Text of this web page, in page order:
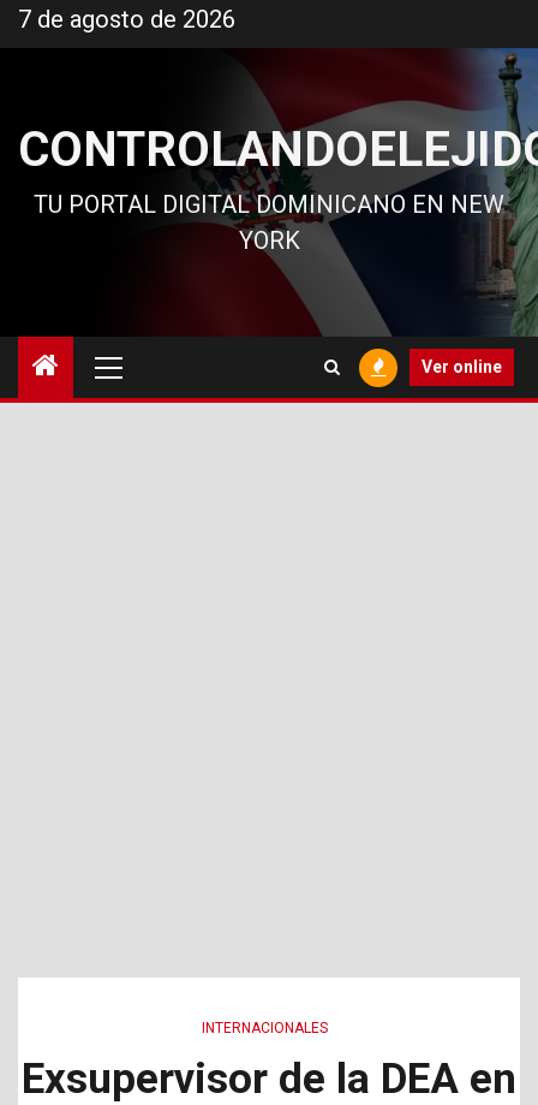
al
7 de agosto de 2026
TU PORTAL DIGITAL DOMINICANO EN NEW
YORK
principal
Ver online
INTERNACIONALES
Exsupervisor de la DEA en